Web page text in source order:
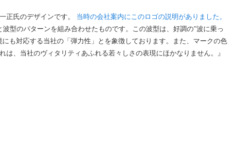
正氏のデザインです。 当時の会社案内にこのロゴの説明がありました。
波型のパターンを組み合わせたものです。この波型は、好調の”波に乗っ
も対応する当社の「弾力性」とを象徴しております。また、マークの色
は、当社のヴィタリティあふれる若々しさの表現にほかなりません。』